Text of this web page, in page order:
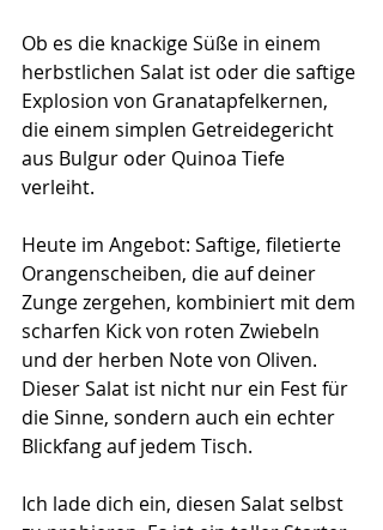
Ob es die knackige Süße in einem
herbstlichen Salat ist oder die saftige
Explosion von Granatapfelkernen,
die einem simplen Getreidegericht
aus Bulgur oder Quinoa Tiefe
verleiht.
Heute im Angebot: Saftige, filetierte
Orangenscheiben, die auf deiner
Zunge zergehen, kombiniert mit dem
scharfen Kick von roten Zwiebeln
und der herben Note von Oliven.
Dieser Salat ist nicht nur ein Fest für
die Sinne, sondern auch ein echter
Blickfang auf jedem Tisch.
Ich lade dich ein, diesen Salat selbst